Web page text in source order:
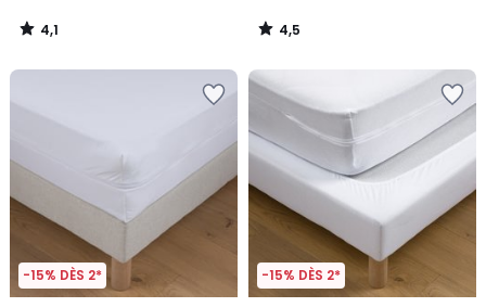
4,1
/
4,5
/
-15% DÈS 2* -15% DÈS 2*